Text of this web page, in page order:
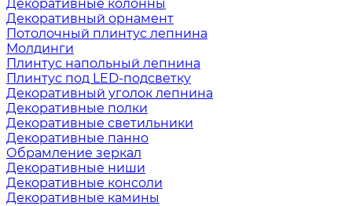
Декоративные колонны
Декоративный орнамент
Потолочный плинтус лепнина
Молдинги
Плинтус напольный лепнина
Плинтус под LED-подсветку
Декоративный уголок лепнина
Декоративные полки
Декоративные светильники
Декоративные панно
Обрамление зеркал
Декоративные ниши
Декоративные консоли
Декоративные камины